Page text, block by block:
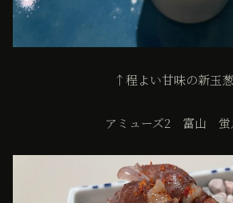
↑程よい甘味の新玉葱
アミューズ2 富山 蛍